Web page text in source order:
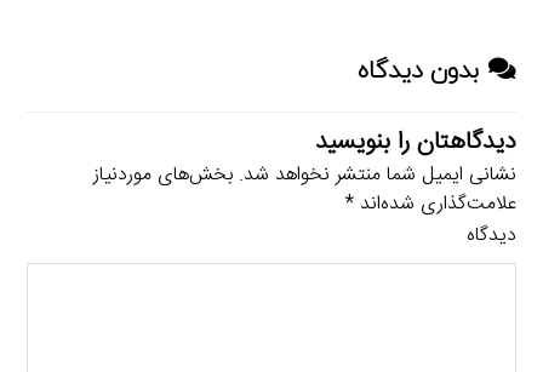
بدون دیدگاه
دیدگاهتان را بنویسید
نشانی ایمیل شما منتشر نخواهد شد. بخش‌های موردنیاز
علامت‌گذاری شده‌اند*
دیدگاه